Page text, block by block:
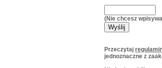
(Nie chcesz
Przeczytaj
jednoznaczne z